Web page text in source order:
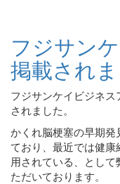
フジサン
掲載され
フジサンケイビジネ
されました。
かくれ脳梗塞の早期
ており、最近では健
用されている、とし
ただいております。